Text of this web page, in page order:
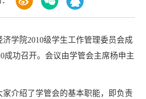
济学院2010级学生工作管理委员会成
成功召开。会议由学管会主席杨申主
家介绍了学管会的基本职能，即负责